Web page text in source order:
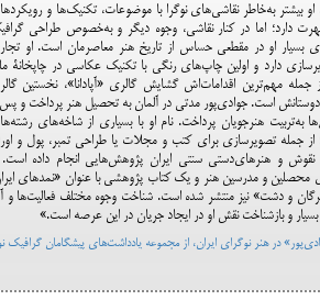
بیشتر به‌خاطر نقاشی‌های نوگرا با موضوعات، تکنیک‌ها و
دارد؛ اما در کنار نقاشی، وجوه دیگر و به‌خصوص طراحی
بسیار او در مقطعی حساس از تاریخ هنر معاصرمان است. او
دارد و اولین چاپ‌های رنگی با تکنیک عکاسی در چاپخانۀ
مهم‌ترین اقدامات‌اش گشایش گالری «آپادانا»، نخستین
است. جوادی‌پور مدتی در آلمان به تحصیل هنر پرداخت و پس
به‌تربیت هنرجویان پرداخت. نام او با بسیاری از شاخه‌های
جمله تصویرسازی برای کتب و مجلات یا طراحی تمبر، پول و
و هنرهای‌دستی سنتی ایران پژوهش‌هایی انجام داده است.
محصلین و مدرسین هنر و یک کتاب پژوهشی با عنوان «نمدهای
و دشت» نیز منتشر شده است. شناخت وجوه مختلف فعالیت‌ها و
بسیار و بازشناخت نقش او در ایجاد جریان در این عرصه است.»
در هنر نوگرای ایران، از مجموعه یادداشت‌های پیشگامان گرافیک